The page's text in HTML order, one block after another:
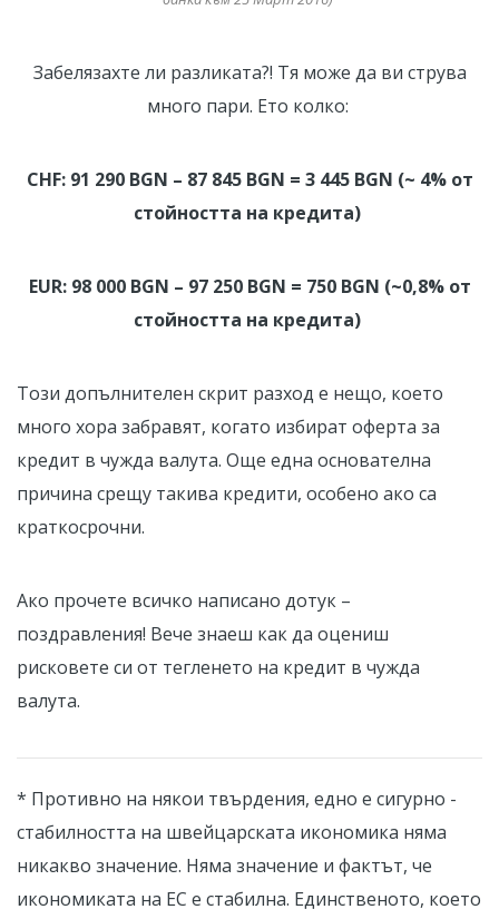
Забелязахте ли разликата?! Тя може да ви струва
много пари. Ето колко:
CHF: 91 290 BGN – 87 845 BGN = 3 445 BGN (~ 4% от
стойността на кредита)
EUR: 98 000 BGN – 97 250 BGN = 750 BGN (~0,8% от
стойността на кредита)
Този допълнителен скрит разход е нещо, което
много хора забравят, когато избират оферта за
кредит в чужда валута. Още една основателна
причина срещу такива кредити, особено ако са
краткосрочни.
Ако прочете всичко написано дотук –
поздравления! Вече знаеш как да оцениш
рисковете си от тегленето на кредит в чужда
валута.
* Противно на някои твърдения, едно е сигурно -
стабилността на швейцарската икономика няма
никакво значение. Няма значение и фактът, че
икономиката на ЕС е стабилна. Единственото, което